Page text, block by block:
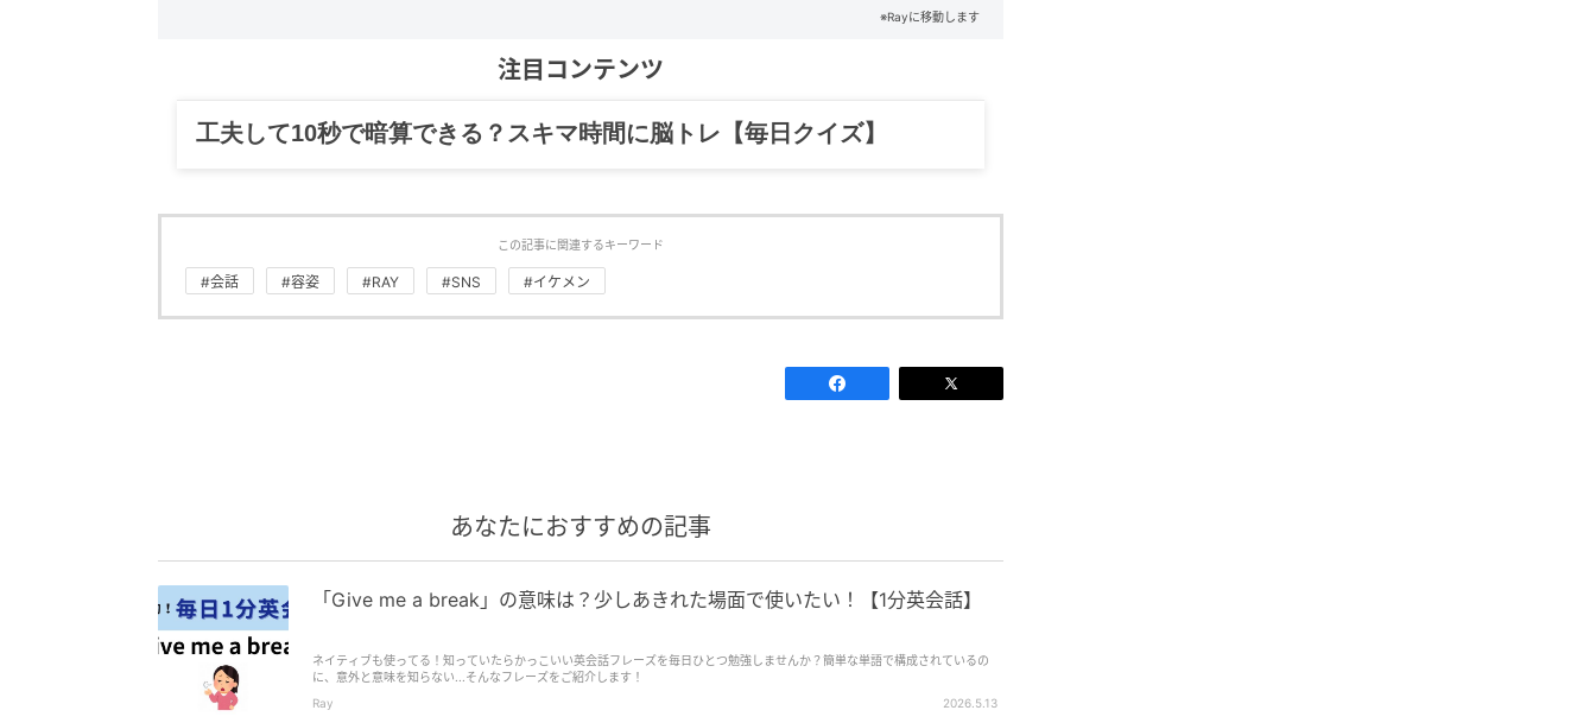
※Rayに移動します
注目コンテンツ
工夫して10秒で暗算できる？スキマ時間に脳トレ【毎日クイズ】
この記事に関連するキーワード
#会話 #容姿 #RAY #SNS #イケメン
あなたにおすすめの記事
「Give me a break」の意味は？少しあきれた場面で使いたい！【1分英会話】
ネイティブも使ってる！知っていたらかっこいい英会話フレーズを毎日ひとつ勉強しませんか？簡単な単語で構成されているの
に、意外と意味を知らない...そんなフレーズをご紹介します！
Ray
2026.5.13